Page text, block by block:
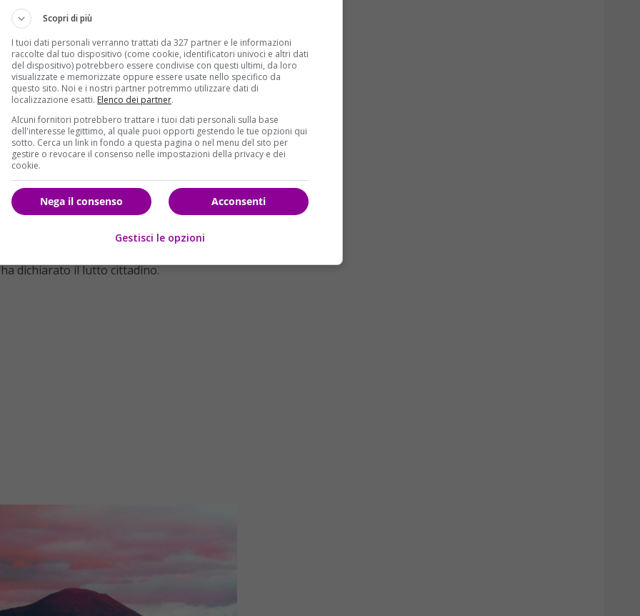
e presidente dell’
Avrebbe compiuto 90 anni il 26 aprile.
Clinica Hermitage Capodimonte per le conseguenze di
soprattutto per la sua instancabile guida
profondo pensatore libero, un filosofo acuto e
di stima e di partecipazione al dolore di una città intera
Sergio Mattarellae dal premier,Paolo Gentiloni.
“la passione meridionalista e l’impegno generoso per la
culturale del Paese”. Anche il Presidente del Consiglio
per Napoli e per l’Italia” ha dichiarato,
intellettuale europeo, innamorato del pensiero”. La
9 alle 19 a Palazzo Serra di Cassano e rimarrà aperta
si muoveranno i funerali in forma laica
dichiarato il lutto cittadino.
Scopri di più
I tuoi dati personali verranno trattati da 327 partner e le informazioni
raccolte dal tuo dispositivo (come cookie, identificatori univoci e altri dati
del dispositivo) potrebbero essere condivise con questi ultimi, da loro
visualizzate e memorizzate oppure essere usate nello specifico da
questo sito. Noi e i nostri partner potremmo utilizzare dati di
localizzazione esatti. Elenco dei partner.
Alcuni fornitori potrebbero trattare i tuoi dati personali sulla base
dell'interesse legittimo, al quale puoi opporti gestendo le tue opzioni qui
sotto. Cerca un link in fondo a questa pagina o nel menu del sito per
gestire o revocare il consenso nelle impostazioni della privacy e dei
cookie.
Acconsenti
Nega il consenso
Gestisci le opzioni